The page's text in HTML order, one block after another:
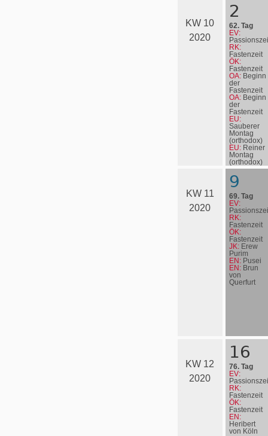
KW 10
2020
2
62. Tag
EV:
RK:
Fastenzeit
ÖK:
Fastenzeit
OA: Beginn
der
Fastenzeit
OA: Beginn
der
Fastenzeit
EU:
Sauberer
Montag
(orthodox)
EU: Reiner
Montag
(orthodox)
EN:John
Wesley
KW 11
2020
9
69. Tag
EV:
RK:
Fastenzeit
ÖK:
Fastenzeit
JK: Erew
Purim
EN: Pusei
EN: Brun
von
Querfurt
KW 12
2020
16
76. Tag
EV:
RK:
Fastenzeit
ÖK:
Fastenzeit
EN:
Heribert
von Köln